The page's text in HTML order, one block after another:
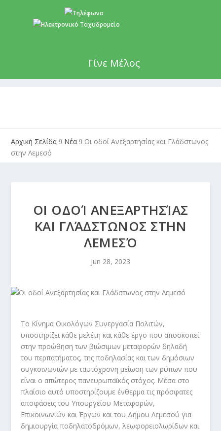
Γίνε Μέλος
Αρχική Σελίδα 9 Νέα 9 Οι οδοί Ανεξαρτησίας και Γλάδστωνος
στην Λεμεσό
ΟΙ ΟΔΟΊ ΑΝΕΞΑΡΤΗΣΊΑΣ
ΚΑΙ ΓΛΆΔΣΤΩΝΟΣ ΣΤΗΝ
ΛΕΜΕΣΌ
Jun 28, 2023
Το Κίνημα Οικολόγων Συνεργασία Πολιτών,
υποστηρίζει κάθε μελέτη και κάθε έργο που αποσκοπεί
στην προώθηση των βιώσιμων μεταφορών δηλαδή
του περπατήματος, της ποδηλασίας και των δημόσιων
συγκοινωνιών με ταυτόχρονη μείωση των ρύπων που
είναι ο απώτερος πανευρωπαϊκός στόχος. Μέσα στο
πλαίσιο αυτό υποστηρίζουμε ένθερμα τις πρόσφατες
αποφάσεις του Υπουργείου Μεταφορών,
Επικοινωνιών και Έργων και του Δήμου Λεμεσού για
δημιουργία ποδηλατοδρόμων, λεωφορειολωρίδων και